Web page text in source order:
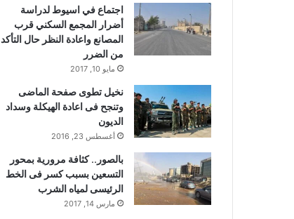
اجتماع في اسيوط لدراسة
أضرار المجمع السكني قرب
المصانع واعادة النظر حال التأكد
من الضرر
مايو 10, 2017
نخيل تطوى صفحة الماضى
وتنجح فى اعادة الهيكلة وسداد
الديون
أغسطس 23, 2016
بالصور.. كثافة مرورية بمحور
التسعين بسبب كسر فى الخط
الرئيسى لمياه الشرب
مارس 14, 2017